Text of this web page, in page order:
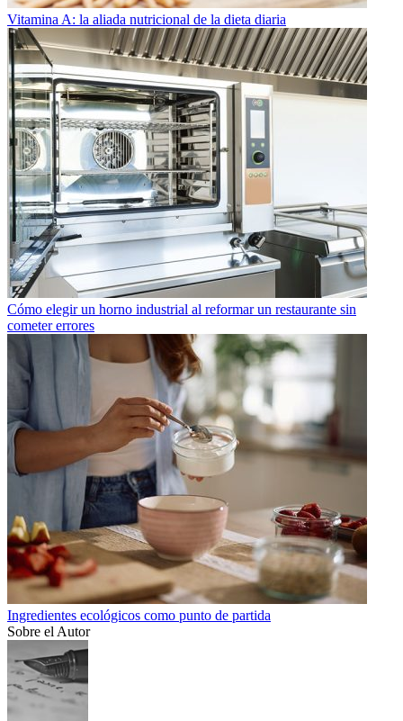
Vitamina A: la aliada nutricional de la dieta diaria
Cómo elegir un horno industrial al reformar un restaurante sin
cometer errores
Ingredientes ecológicos como punto de partida
Sobre el Autor